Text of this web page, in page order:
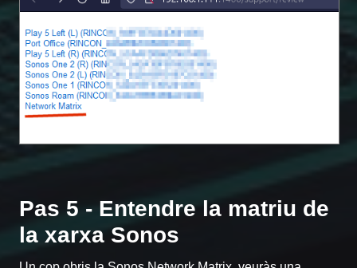
Pas 5 - Entendre la matriu de
la xarxa Sonos